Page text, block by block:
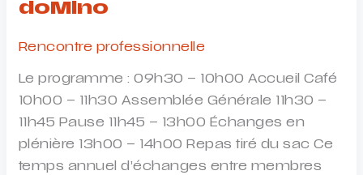
doMino
Rencontre professionnelle
Le programme : 09h30 – 10h00 Accueil Café
10h00 – 11h30 Assemblée Générale 11h30 –
11h45 Pause 11h45 – 13h00 Échanges en
plénière 13h00 – 14h00 Repas tiré du sac Ce
temps annuel d’échanges entre membres